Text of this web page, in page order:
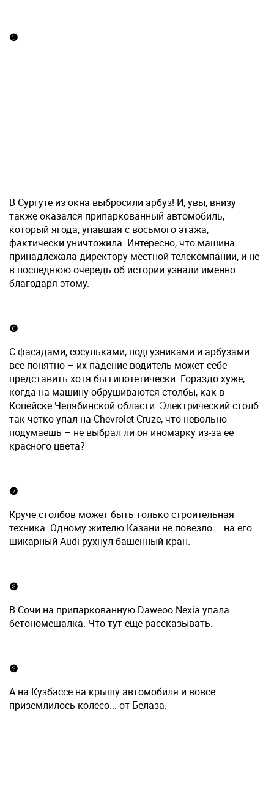
❺
В Сургуте из окна выбросили арбуз! И, увы, внизу
также оказался припаркованный автомобиль,
который ягода, упавшая с восьмого этажа,
фактически уничтожила. Интересно, что машина
принадлежала директору местной телекомпании, и не
в последнюю очередь об истории узнали именно
благодаря этому.
❻
С фасадами, сосульками, подгузниками и арбузами
все понятно – их падение водитель может себе
представить хотя бы гипотетически. Гораздо хуже,
когда на машину обрушиваются столбы, как в
Копейске Челябинской области. Электрический столб
так четко упал на Chevrolet Cruze, что невольно
подумаешь – не выбрал ли он иномарку из-за её
красного цвета?
❼
Круче столбов может быть только строительная
техника. Одному жителю Казани не повезло – на его
шикарный Audi рухнул башенный кран.
❽
В Сочи на припаркованную Daweoo Nexia упала
бетономешалка. Что тут еще рассказывать.
❾
А на Кузбассе на крышу автомобиля и вовсе
приземлилось колесо... от Белаза.